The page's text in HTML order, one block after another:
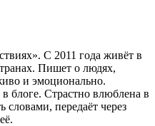
С 2011 года живёт в
Пишет о людях,
и эмоционально.
блоге. Страстно влюблена в
словами, передаёт через